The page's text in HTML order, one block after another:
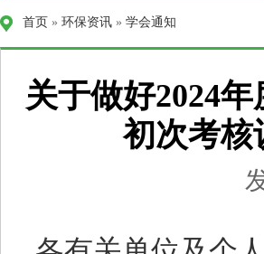
首页 » 环保资讯 » 学会通知
关于做好2024
初次考核